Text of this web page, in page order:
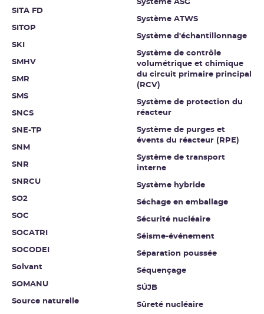
SITA FD
SITOP
SKI
SMHV
SMR
SMS
SNCS
SNE-TP
SNM
SNR
SNRCU
SO2
SOC
SOCATRI
SOCODEI
Solvant
SOMANU
Source naturelle
Système ASG
Système ATWS
Système d'échantillonnage
Système de contrôle
volumétrique et chimique
du circuit primaire principal
(RCV)
Système de protection du
réacteur
Système de purges et
évents du réacteur (RPE)
Système de transport
interne
Système hybride
Séchage en emballage
Sécurité nucléaire
Séisme-événement
Séparation poussée
Séquençage
SÚJB
Sûreté nucléaire